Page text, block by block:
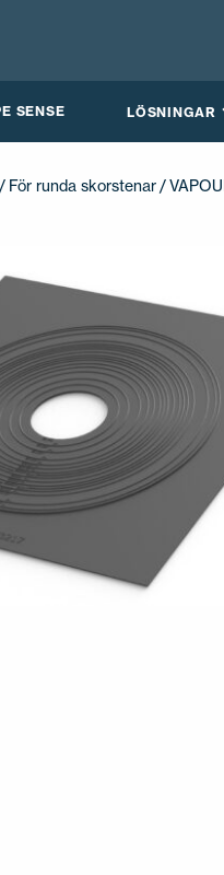
SENSE LÖSNINGAR
/ För runda skorstenar /